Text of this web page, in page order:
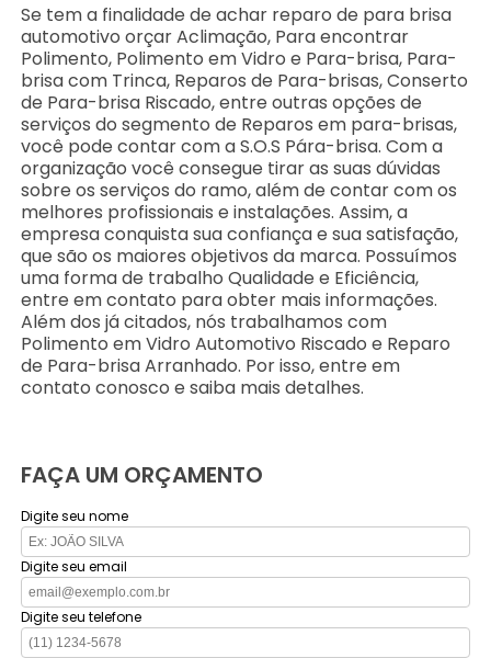
Se tem a finalidade de achar reparo de para brisa
automotivo orçar Aclimação, Para encontrar
Polimento, Polimento em Vidro e Para-brisa, Para-
brisa com Trinca, Reparos de Para-brisas, Conserto
de Para-brisa Riscado, entre outras opções de
serviços do segmento de Reparos em para-brisas,
você pode contar com a S.O.S Pára-brisa. Com a
organização você consegue tirar as suas dúvidas
sobre os serviços do ramo, além de contar com os
melhores profissionais e instalações. Assim, a
empresa conquista sua confiança e sua satisfação,
que são os maiores objetivos da marca. Possuímos
uma forma de trabalho Qualidade e Eficiência,
entre em contato para obter mais informações.
Além dos já citados, nós trabalhamos com
Polimento em Vidro Automotivo Riscado e Reparo
de Para-brisa Arranhado. Por isso, entre em
contato conosco e saiba mais detalhes.
FAÇA UM ORÇAMENTO
Digite seu nome
Digite seu email
Digite seu telefone